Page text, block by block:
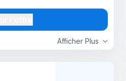
Afficher Plus